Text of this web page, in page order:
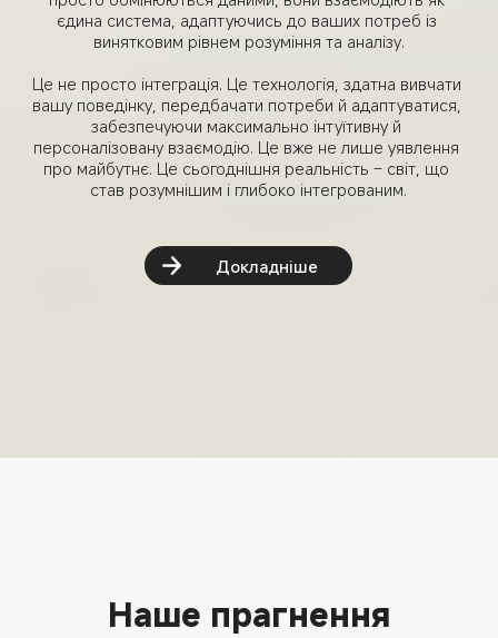
єдина система, адаптуючись до ваших потреб із
винятковим рівнем розуміння та аналізу.
Це не просто інтеграція. Це технологія, здатна вивчати
вашу поведінку, передбачати потреби й адаптуватися,
забезпечуючи максимально інтуїтивну й
персоналізовану взаємодію. Це вже не лише уявлення
про майбутнє. Це сьогоднішня реальність – світ, що
став розумнішим і глибоко інтегрованим.
Докладніше
Наше прагнення